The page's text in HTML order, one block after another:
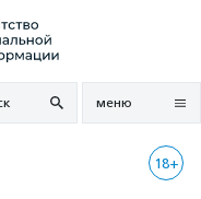
меню
18+